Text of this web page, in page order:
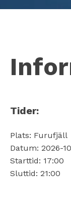
Tider:
Plats: Furufjäll
Datum: 2026-
Starttid: 17:00
Sluttid: 21:00